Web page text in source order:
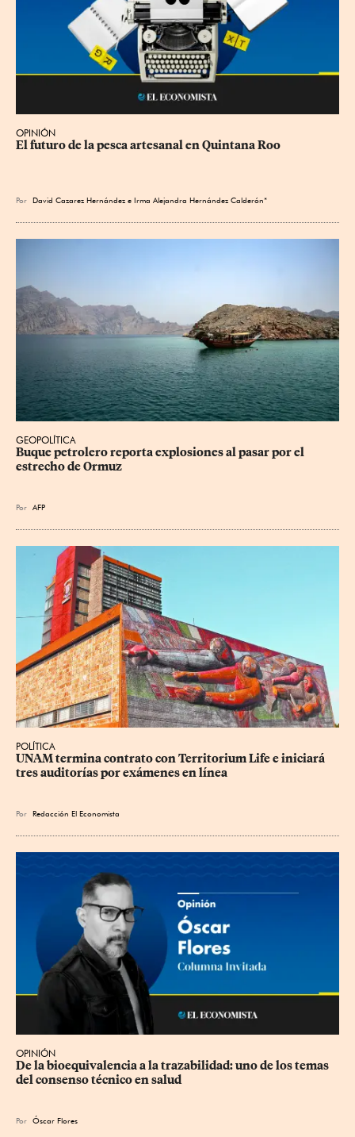
OPINIÓN
El futuro de la pesca artesanal en Quintana Roo
Por David Cazarez Hernández e Irma Alejandra Hernández Calderón*
GEOPOLÍTICA
Buque petrolero reporta explosiones al pasar por el
estrecho de Ormuz
Por AFP
POLÍTICA
UNAM termina contrato con Territorium Life e iniciará
tres auditorías por exámenes en línea
Por Redacción El Economista
OPINIÓN
De la bioequivalencia a la trazabilidad: uno de los temas
del consenso técnico en salud
Por Óscar Flores